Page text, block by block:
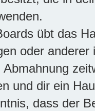
übt das
oder
und dir ein
dass der